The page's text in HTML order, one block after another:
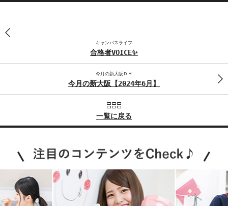
キャンパスライフ
合格者VOICE✨
今月の新大阪ＤＨ
今月の新大阪【2024年6月】
一覧に戻る